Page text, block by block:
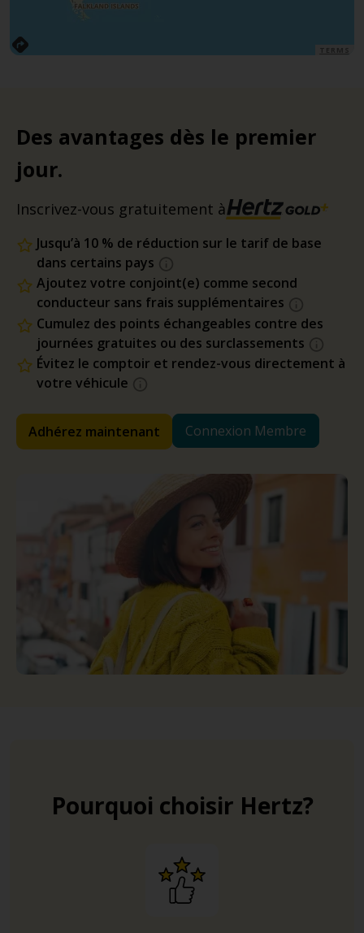
Des avantages dès le premier
jour.
Inscrivez-vous gratuitement à
Jusqu’à 10 % de réduction sur le tarif de base
dans certains pays
Ajoutez votre conjoint(e) comme second
conducteur sans frais supplémentaires
Cumulez des points échangeables contre des
journées gratuites ou des surclassements
Évitez le comptoir et rendez-vous directement à
votre véhicule
Adhérez maintenant Connexion Membre
Pourquoi choisir Hertz?